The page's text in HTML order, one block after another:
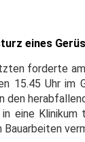
eines
forderte
15.45 Uhr im
den
in eine
Bauarbeiten